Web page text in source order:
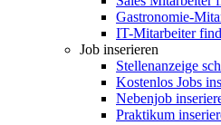
Gastronomie-
IT-Mitarbeiter
Job inserieren
Stellenanzeige
Kostenlos Jobs
Nebenjob
Praktikum